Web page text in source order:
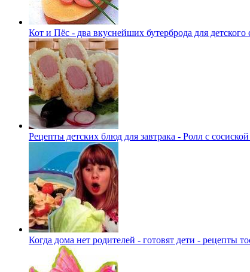
Кот и Пёс - два вкуснейших бутерброда для детского
Рецепты детских блюд для завтрака - Ролл с
Когда дома нет родителей - готовят дети - рецепты